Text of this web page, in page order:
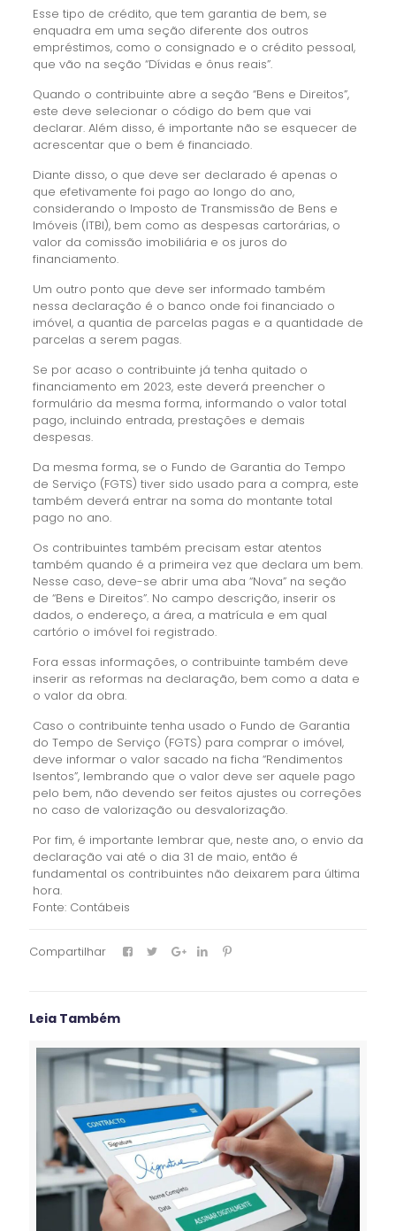
Esse tipo de crédito, que tem garantia de bem, se
enquadra em uma seção diferente dos outros
empréstimos, como o consignado e o crédito pessoal,
que vão na seção “Dívidas e ônus reais”.
Quando o contribuinte abre a seção “Bens e Direitos”,
este deve selecionar o código do bem que vai
declarar. Além disso, é importante não se esquecer de
acrescentar que o bem é financiado.
Diante disso, o que deve ser declarado é apenas o
que efetivamente foi pago ao longo do ano,
considerando o Imposto de Transmissão de Bens e
Imóveis (ITBI), bem como as despesas cartorárias, o
valor da comissão imobiliária e os juros do
financiamento.
Um outro ponto que deve ser informado também
nessa declaração é o banco onde foi financiado o
imóvel, a quantia de parcelas pagas e a quantidade de
parcelas a serem pagas.
Se por acaso o contribuinte já tenha quitado o
financiamento em 2023, este deverá preencher o
formulário da mesma forma, informando o valor total
pago, incluindo entrada, prestações e demais
despesas.
Da mesma forma, se o Fundo de Garantia do Tempo
de Serviço (FGTS) tiver sido usado para a compra, este
também deverá entrar na soma do montante total
pago no ano.
Os contribuintes também precisam estar atentos
também quando é a primeira vez que declara um bem.
Nesse caso, deve-se abrir uma aba “Nova” na seção
de “Bens e Direitos”. No campo descrição, inserir os
dados, o endereço, a área, a matrícula e em qual
cartório o imóvel foi registrado.
Fora essas informações, o contribuinte também deve
inserir as reformas na declaração, bem como a data e
o valor da obra.
Caso o contribuinte tenha usado o Fundo de Garantia
do Tempo de Serviço (FGTS) para comprar o imóvel,
deve informar o valor sacado na ficha “Rendimentos
Isentos”, lembrando que o valor deve ser aquele pago
pelo bem, não devendo ser feitos ajustes ou correções
no caso de valorização ou desvalorização.
Por fim, é importante lembrar que, neste ano, o envio da
declaração vai até o dia 31 de maio, então é
fundamental os contribuintes não deixarem para última
hora.
Fonte: Contábeis
Compartilhar
Leia Também